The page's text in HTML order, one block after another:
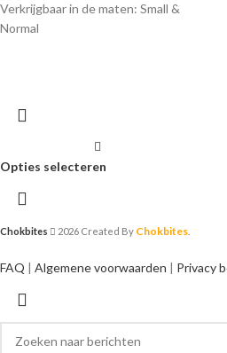
Verkrijgbaar in de maten: Small &
Normal
Opties selecteren
Chokbites 2026 Created By Chokbites
FAQ | Algemene voorwaarden | Privacy